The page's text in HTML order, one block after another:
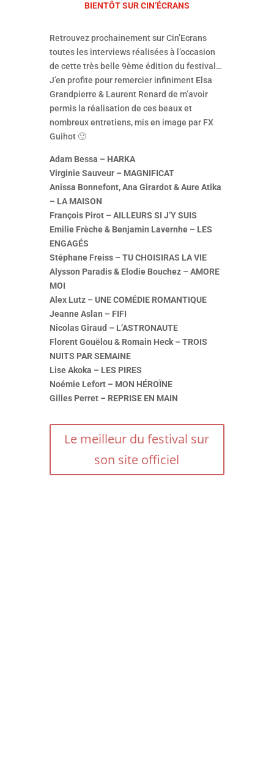
BIENTÔT SUR CIN’ÉCRANS
Retrouvez prochainement sur Cin’Ecrans
toutes les interviews réalisées à l’occasion
de cette très belle 9ème édition du festival…
J’en profite pour remercier infiniment Elsa
Grandpierre & Laurent Renard de m’avoir
permis la réalisation de ces beaux et
nombreux entretiens, mis en image par FX
Guihot 🙂
Adam Bessa – HARKA
Virginie Sauveur – MAGNIFICAT
Anissa Bonnefont, Ana Girardot & Aure Atika
– LA MAISON
François Pirot – AILLEURS SI J’Y SUIS
Emilie Frèche & Benjamin Lavernhe – LES
ENGAGÉS
Stéphane Freiss – TU CHOISIRAS LA VIE
Alysson Paradis & Elodie Bouchez – AMORE
MOI
Alex Lutz – UNE COMÉDIE ROMANTIQUE
Jeanne Aslan – FIFI
Nicolas Giraud – L’ASTRONAUTE
Florent Gouëlou & Romain Heck – TROIS
NUITS PAR SEMAINE
Lise Akoka – LES PIRES
Noémie Lefort – MON HÉROÏNE
Gilles Perret – REPRISE EN MAIN
Le meilleur du festival sur
son site officiel